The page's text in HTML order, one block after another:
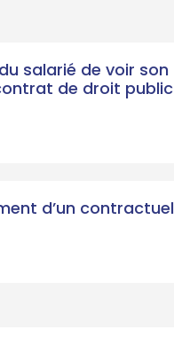
salarié de voir son
de droit public
d’un contractuel